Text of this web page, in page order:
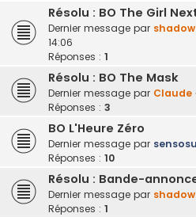
Résolu : BO The Girl
Dernier message par
14:06
Réponses : 1
Résolu : BO The Mask
Dernier message par Claude
Réponses : 3
BO L'Heure Zéro
Dernier message par
Réponses : 10
Résolu : Bande-
Dernier message par
Réponses : 1